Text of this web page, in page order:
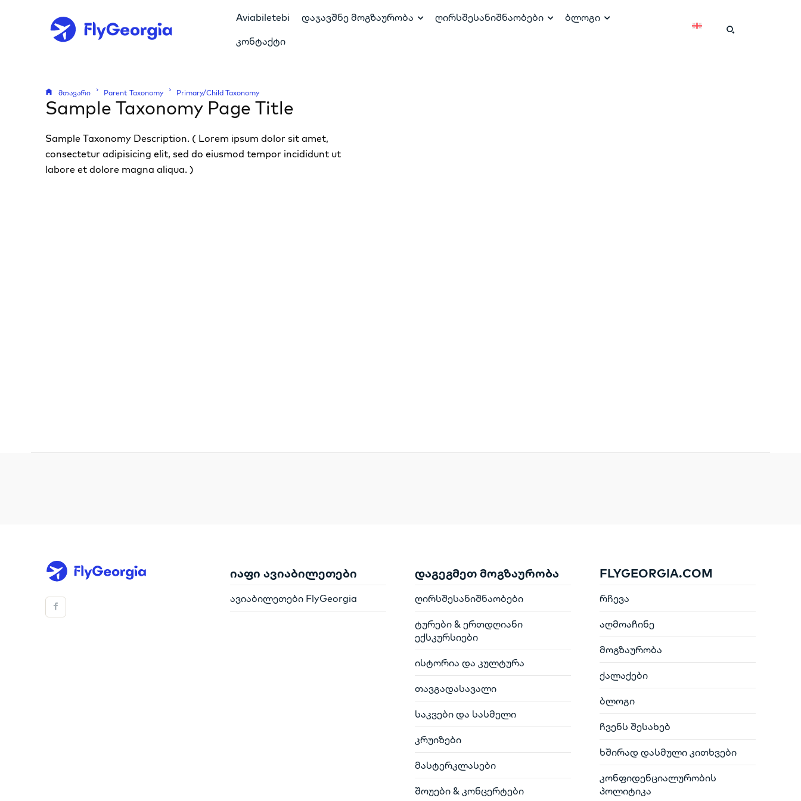
Aviabiletebi დაჯავშნე მოგზაურობა ღირსშესანიშნაობები
ბლოგი
კონტაქტი
მთავარი Parent Taxonomy Primary/Child Taxonomy
Sample Taxonomy Page Title
Sample Taxonomy Description. ( Lorem ipsum dolor sit amet,
consectetur adipisicing elit, sed do eiusmod tempor incididunt ut
labore et dolore magna aliqua. )
იაფი ავიაბილეთები
ავიაბილეთები FlyGeorgia
დაგეგმეთ მოგზაურობა
ღირსშესანიშნაობები
ტურები & ერთდღიანი
ექსკურსიები
ისტორია და კულტურა
თავგადასავალი
საკვები და სასმელი
კრუიზები
მასტერკლასები
შოუები & კონცერტები
FLYGEORGIA.COM
რჩევა
აღმოაჩინე
მოგზაურობა
ქალაქები
ბლოგი
ჩვენს შესახებ
ხშირად დასმული კითხვები
კონფიდენციალურობის
პოლიტიკა